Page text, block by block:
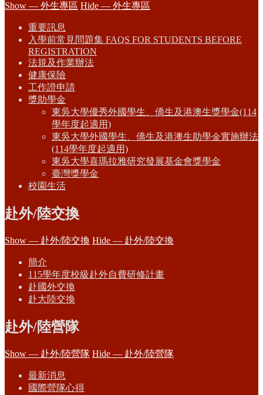
Show — 外生專區 Hide — 外生專區
重要訊息
入學前常見問題集 FAQS FOR STUDENTS BEFORE
REGISTRATION
法規及作業辦法
健康保險
工作證申請
獎助學金
東吳大學優秀外國學生、僑生及港澳生獎學金(114
學年度起適用)
東吳大學外國學生、僑生及港澳生助學金實施辦法
(114學年度起適用)
東吳大學喜瑪拉雅研究發展基金會獎學金
臺灣獎學金
校園生活
赴外/陸交換
Show — 赴外/陸交換 Hide — 赴外/陸交換
簡介
115學年度校級赴外自費研修計畫
赴國外交換
赴大陸交換
赴外/陸營隊
Show — 赴外/陸營隊 Hide — 赴外/陸營隊
最新消息
國際營隊心得